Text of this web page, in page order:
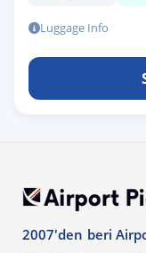
Luggage Info
2007'den beri